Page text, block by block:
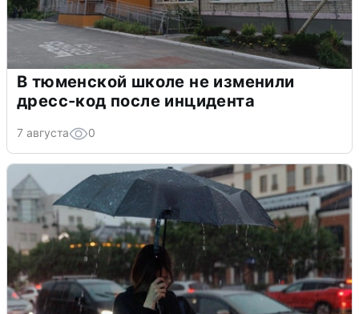
В тюменской школе не изменили
дресс-код после инцидента
7 августа 0